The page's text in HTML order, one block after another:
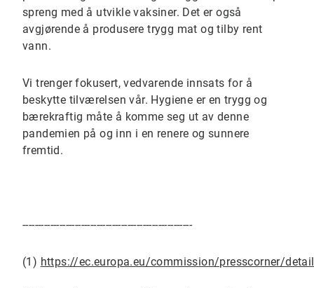
spreng med å utvikle vaksiner. Det er også
avgjørende å produsere trygg mat og tilby rent
vann.
Vi trenger fokusert, vedvarende innsats for å
beskytte tilværelsen vår. Hygiene er en trygg og
bærekraftig måte å komme seg ut av denne
pandemien på og inn i en renere og sunnere
fremtid.
-------------------------------------------------------
(1) https://ec.europa.eu/commission/presscorner/